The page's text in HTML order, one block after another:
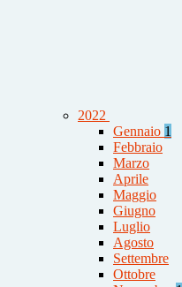
2022
Gennaio 1
Febbraio
Marzo
Aprile
Maggio
Giugno
Luglio
Agosto
Settembre
Ottobre